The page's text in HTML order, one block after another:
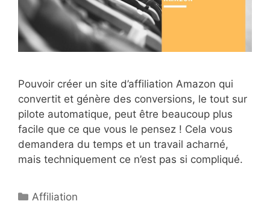
Pouvoir créer un site d’affiliation Amazon qui
convertit et génère des conversions, le tout sur
pilote automatique, peut être beaucoup plus
facile que ce que vous le pensez ! Cela vous
demandera du temps et un travail acharné,
mais techniquement ce n’est pas si compliqué.
Catégories
Affiliation